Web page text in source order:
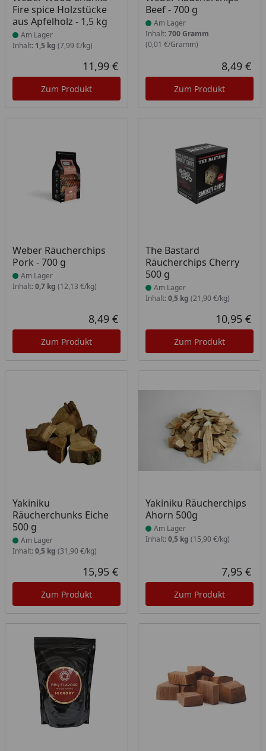
Fire spice Holzstücke
aus Apfelholz - 1,5 kg
Am Lager
Inhalt: 1,5 kg (7,99 €/kg)
Aktueller Preis
11,99 €
Zum Produkt
Beef - 700 g
Am Lager
Inhalt: 700 Gramm
(0,01 €/Gramm)
8,49 €
Zum Produkt
Weber Räucherchips
Pork - 700 g
Produkt am Lager
Am Lager
Inhalt: 0,7 kg (12,13 €/kg)
Aktueller Preis
8,49 €
Zum Produkt
The Bastard
Räucherchips Cherry
500 g
Produkt am Lager
Am Lager
Inhalt: 0,5 kg (21,90 €/kg)
10,95 €
Zum Produkt
Yakiniku
Räucherchunks Eiche
500 g
Produkt am Lager
Am Lager
Inhalt: 0,5 kg (31,90 €/kg)
Aktueller Preis
15,95 €
Zum Produkt
Yakiniku Räucherchips
Ahorn 500g
Produkt am Lager
Am Lager
Inhalt: 0,5 kg (15,90 €/kg)
7,95 €
Zum Produkt